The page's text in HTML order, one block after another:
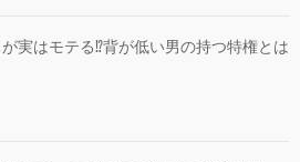
実はモテる⁉︎背が低い男の持つ特権とは